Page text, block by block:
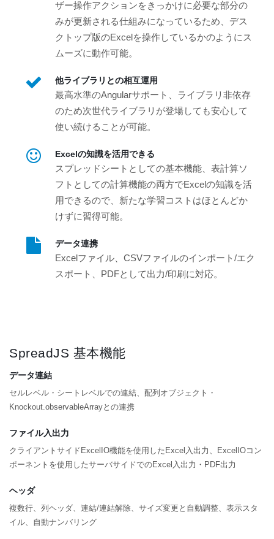
ザー操作アクションをきっかけに必要な部分の
みが更新される仕組みになっているため、デス
クトップ版のExcelを操作しているかのようにス
ムーズに動作可能。
他ライブラリとの相互運用
最高水準のAngularサポート、ライブラリ非依存
のため次世代ライブラリが登場しても安心して
使い続けることが可能。
Excelの知識を活用できる
スプレッドシートとしての基本機能、表計算ソ
フトとしての計算機能の両方でExcelの知識を活
用できるので、新たな学習コストはほとんどか
けずに習得可能。
データ連携
Excelファイル、CSVファイルのインポート/エク
スポート、PDFとして出力/印刷に対応。
SpreadJS 基本機能
データ連結
セルレベル・シートレベルでの連結、配列オブジェクト・
Knockout.observableArrayとの連携
ファイル入出力
クライアントサイドExcelIO機能を使用したExcel入出力、ExcelIOコン
ポーネントを使用したサーバサイドでのExcel入出力・PDF出力
ヘッダ
複数行、列ヘッダ、連結/連結解除、サイズ変更と自動調整、表示スタ
イル、自動ナンバリング